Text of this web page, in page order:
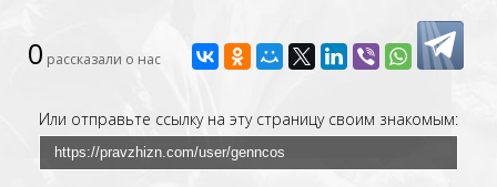
0 рассказали о нас
Или отправьте ссылку на эту страницу своим знакомым: